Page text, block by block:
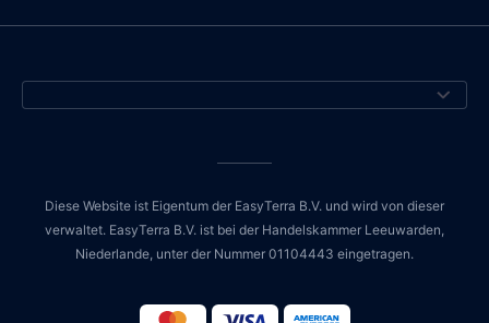
Diese Website ist Eigentum der EasyTerra B.V. und wird von dieser
verwaltet. EasyTerra B.V. ist bei der Handelskammer Leeuwarden,
Niederlande, unter der Nummer 01104443 eingetragen.